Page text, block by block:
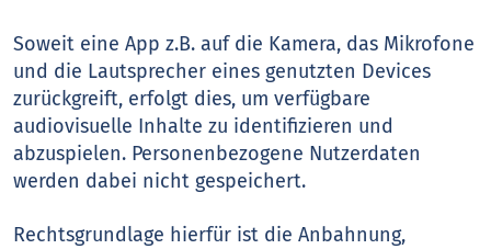
Soweit eine App z.B. auf die Kamera, das Mikrofone
und die Lautsprecher eines genutzten Devices
zurückgreift, erfolgt dies, um verfügbare
audiovisuelle Inhalte zu identifizieren und
abzuspielen. Personenbezogene Nutzerdaten
werden dabei nicht gespeichert.
Rechtsgrundlage hierfür ist die Anbahnung,